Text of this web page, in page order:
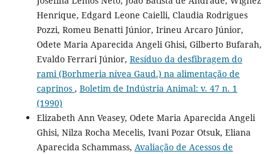
Henrique, Edgard Leone Caielli, Claudia Rodrigues
Pozzi, Romeu Benatti Júnior, Irineu Arcaro Júnior,
Odete Maria Aparecida Angeli Ghisi, Gilberto Bufarah,
Evaldo Ferrari Júnior, Resíduo da desfibragem do
rami (Borhmeria nívea Gaud.) na alimentação de
caprinos , Boletim de Indústria Animal: v. 47 n. 1
(1990)
Elizabeth Ann Veasey, Odete Maria Aparecida Angeli
Ghisi, Nilza Rocha Mecelis, Ivani Pozar Otsuk, Eliana
Aparecida Schammass, Avaliação de Acessos de